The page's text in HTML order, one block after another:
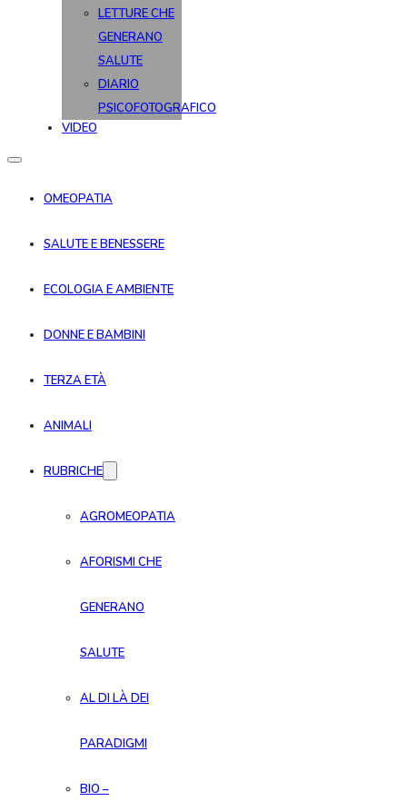
LETTURE CHE
GENERANO
SALUTE
DIARIO
PSICOFOTOGRAFICO
VIDEO
OMEOPATIA
SALUTE E BENESSERE
ECOLOGIA E AMBIENTE
DONNE E BAMBINI
TERZA ETÀ
ANIMALI
RUBRICHE
AGROMEOPATIA
AFORISMI CHE
GENERANO
SALUTE
AL DI LÀ DEI
PARADIGMI
BIO –